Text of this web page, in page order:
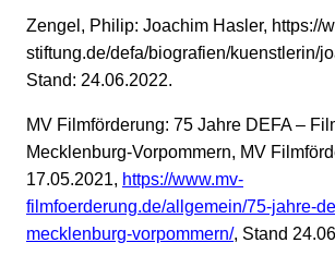
Zengel, Philip: Joachim Hasler, https://
stiftung.de/defa/biografien/kuenstlerin/
Stand: 24.06.2022.
MV Filmförderung: 75 Jahre DEFA –
Mecklenburg-Vorpommern, MV
17.05.2021, https://www.mv-
filmfoerderung.de/allgemein/75-jahre-
mecklenburg-vorpommern/, Stand